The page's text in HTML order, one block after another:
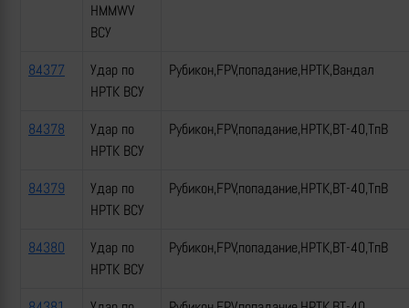
HMMWV
ВСУ
84377
Удар по
НРТК ВСУ
Рубикон,FPV,попадание,НРТК,Вандал
84378
Удар по
НРТК ВСУ
Рубикон,FPV,попадание,НРТК,ВТ-40,ТпВ
84379
Удар по
НРТК ВСУ
Рубикон,FPV,попадание,НРТК,ВТ-40,ТпВ
84380
Удар по
НРТК ВСУ
Рубикон,FPV,попадание,НРТК,ВТ-40,ТпВ